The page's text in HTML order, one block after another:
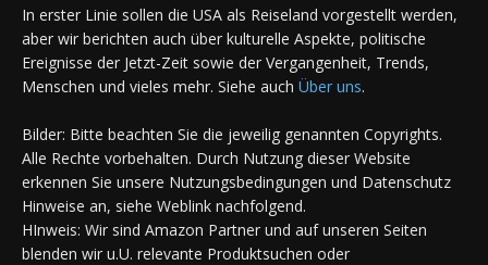
In erster Linie sollen die USA als Reiseland vorgestellt werden,
aber wir berichten auch über kulturelle Aspekte, politische
Ereignisse der Jetzt-Zeit sowie der Vergangenheit, Trends,
Menschen und vieles mehr. Siehe auch Über uns.
Bilder: Bitte beachten Sie die jeweilig genannten Copyrights.
Alle Rechte vorbehalten. Durch Nutzung dieser Website
erkennen Sie unsere Nutzungsbedingungen und Datenschutz
Hinweise an, siehe Weblink nachfolgend.
HInweis: Wir sind Amazon Partner und auf unseren Seiten
blenden wir u.U. relevante Produktsuchen oder